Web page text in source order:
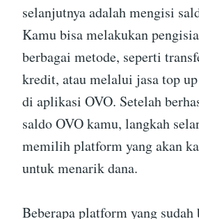
selanjutnya adalah mengisi
Kamu bisa melakukan
berbagai metode, seperti
kredit, atau melalui jasa top
di aplikasi OVO. Setelah
saldo OVO kamu, langkah
memilih platform yang akan
untuk menarik dana.
Beberapa platform yang sudah